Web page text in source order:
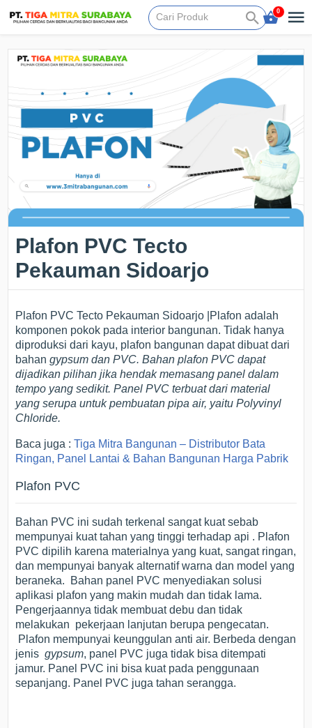
0
Plafon PVC Tecto
Pekauman Sidoarjo
Plafon PVC Tecto Pekauman Sidoarjo |Plafon adalah
komponen pokok pada interior bangunan. Tidak hanya
diproduksi dari kayu, plafon bangunan dapat dibuat dari
bahangypsum dan PVC. Bahan plafon PVC dapat
dijadikan pilihan jika hendak memasang panel dalam
tempo yang sedikit. Panel PVC terbuat dari material
yang serupa untuk pembuatan pipa air, yaituPolyvinyl
Chloride.
Baca juga :Tiga Mitra Bangunan – Distributor Bata
Ringan, Panel Lantai & Bahan Bangunan Harga Pabrik
Plafon PVC
Bahan PVC ini sudah terkenal sangat kuat sebab
mempunyai kuat tahan yang tinggi terhadap api . Plafon
PVC dipilih karena materialnya yang kuat, sangat ringan,
dan mempunyai banyak alternatif warna dan model yang
beraneka. Bahan panel PVC menyediakan solusi
aplikasi plafon yang makin mudah dan tidak lama.
Pengerjaannya tidak membuat debu dan tidak
melakukan pekerjaan lanjutan berupa pengecatan.
Plafon mempunyai keunggulan anti air. Berbeda dengan
jenisgypsum, panel PVC juga tidak bisa ditempati
jamur. Panel PVC ini bisa kuat pada penggunaan
sepanjang. Panel PVC juga tahan serangga.